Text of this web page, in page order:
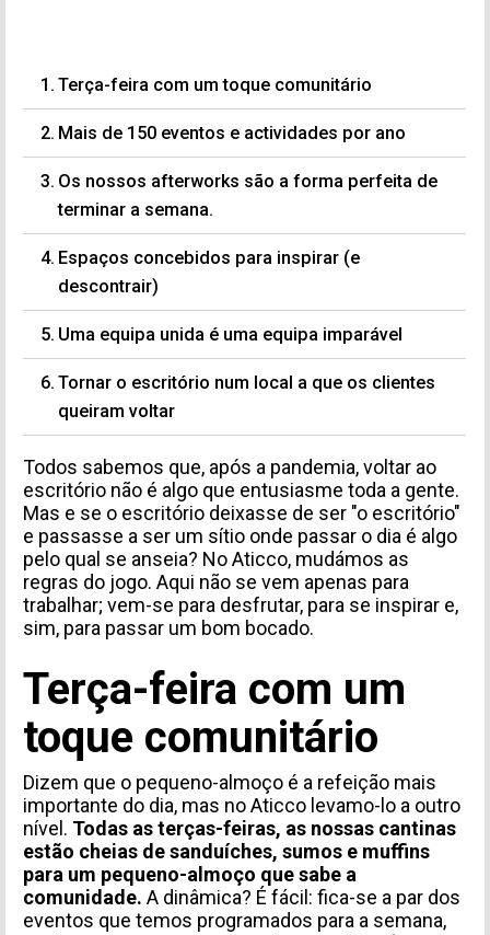
Terça-feira com um toque comunitário
Mais de 150 eventos e actividades por ano
Os nossos afterworks são a forma perfeita de
terminar a semana.
Espaços concebidos para inspirar (e
descontrair)
Uma equipa unida é uma equipa imparável
Tornar o escritório num local a que os clientes
queiram voltar
Todos sabemos que, após a pandemia, voltar ao
escritório não é algo que entusiasme toda a gente.
Mas e se o escritório deixasse de ser "o escritório"
e passasse a ser um sítio onde passar o dia é algo
pelo qual se anseia? No Aticco, mudámos as
regras do jogo. Aqui não se vem apenas para
trabalhar; vem-se para desfrutar, para se inspirar e,
sim, para passar um bom bocado.
Terça-feira com um
toque comunitário
Dizem que o pequeno-almoço é a refeição mais
importante do dia, mas no Aticco levamo-lo a outro
nível. Todas as terças-feiras, as nossas cantinas
estão cheias de sanduíches, sumos e muffins
para um pequeno-almoço que sabe a
comunidade. A dinâmica? É fácil: fica-se a par dos
eventos que temos programados para a semana,